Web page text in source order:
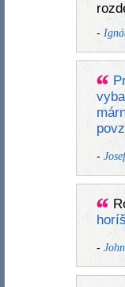
-
-
horíš
-